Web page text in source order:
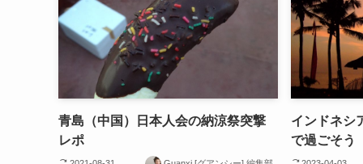
青島（中国）日本人会の納涼祭突撃
レポ
インドネシ
で過ごそう